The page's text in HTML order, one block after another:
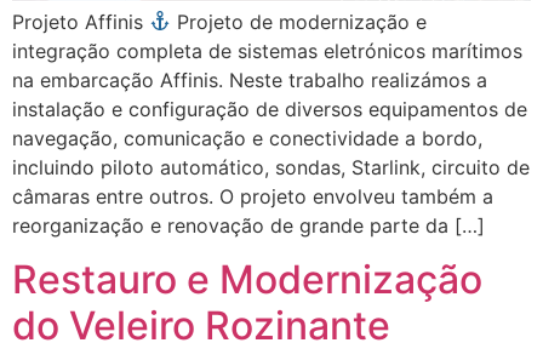
Projeto Affinis
Projeto de modernização e
integração completa de sistemas eletrónicos marítimos
na embarcação Affinis. Neste trabalho realizámos a
instalação e configuração de diversos equipamentos de
navegação, comunicação e conectividade a bordo,
incluindo piloto automático, sondas, Starlink, circuito de
câmaras entre outros. O projeto envolveu também a
reorganização e renovação de grande parte da […]
Restauro e Modernização
do Veleiro Rozinante